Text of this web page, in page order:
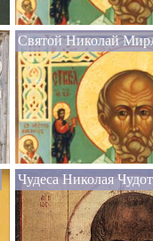
Святой Николай
Чудеса Николая